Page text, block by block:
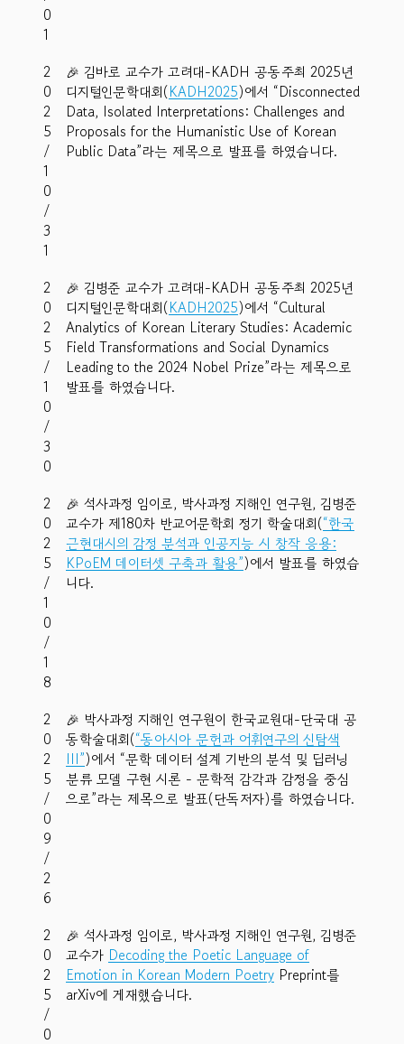
0
1
2
0
2
5
/
1
0
/
3
1
🎉 김바로 교수가 고려대-KADH 공동주최 2025년
디지털인문학대회(KADH2025)에서 “Disconnected
Data, Isolated Interpretations: Challenges and
Proposals for the Humanistic Use of Korean
Public Data”라는 제목으로 발표를 하였습니다.
2
0
2
5
/
1
0
/
3
0
🎉 김병준 교수가 고려대-KADH 공동주최 2025년
디지털인문학대회(KADH2025)에서 “Cultural
Analytics of Korean Literary Studies: Academic
Field Transformations and Social Dynamics
Leading to the 2024 Nobel Prize”라는 제목으로
발표를 하였습니다.
2
0
2
5
/
1
0
/
1
8
🎉 석사과정 임이로, 박사과정 지해인 연구원, 김병준
교수가 제180차 반교어문학회 정기 학술대회(“한국
근현대시의 감정 분석과 인공지능 시 창작 응용:
KPoEM 데이터셋 구축과 활용”)에서 발표를 하였습
니다.
2
0
2
5
/
0
9
/
2
6
🎉 박사과정 지해인 연구원이 한국교원대-단국대 공
동학술대회(“동아시아 문헌과 어휘연구의 신탐색
III”)에서 “문학 데이터 설계 기반의 분석 및 딥러닝
분류 모델 구현 시론 - 문학적 감각과 감정을 중심
으로”라는 제목으로 발표(단독저자)를 하였습니다.
2
0
2
5
/
0
🎉 석사과정 임이로, 박사과정 지해인 연구원, 김병준
교수가 Decoding the Poetic Language of
Emotion in Korean Modern Poetry Preprint를
arXiv에 게재했습니다.